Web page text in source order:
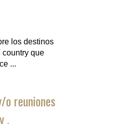
los destinos
country que
...
o reuniones
.